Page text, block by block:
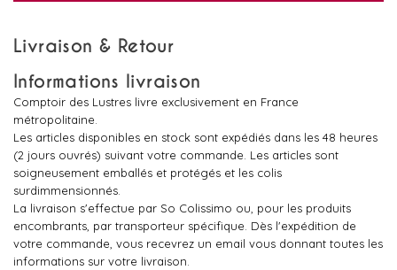
Livraison & Retour
Informations livraison
Comptoir des Lustres livre exclusivement en France
métropolitaine.
Les articles disponibles en stock sont expédiés dans les 48 heures
(2 jours ouvrés) suivant votre commande. Les articles sont
soigneusement emballés et protégés et les colis
surdimmensionnés.
La livraison s'effectue par So Colissimo ou, pour les produits
encombrants, par transporteur spécifique. Dès l'expédition de
votre commande, vous recevrez un email vous donnant toutes les
informations sur votre livraison.